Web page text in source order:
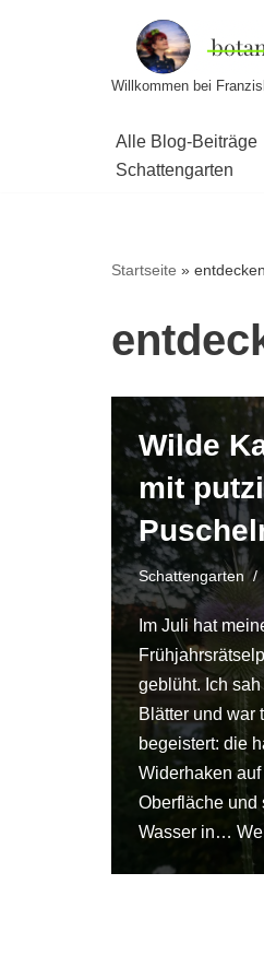
Willkommen bei
Alle Blog-Beiträge
Schattengarten
Startseite » entdecken
Wilde
mit
Schattengarten
Im Juli hat
geblüht. Ich
Blätter und war
begeistert: die
Widerhaken auf
Oberfläche und
Wasser in…